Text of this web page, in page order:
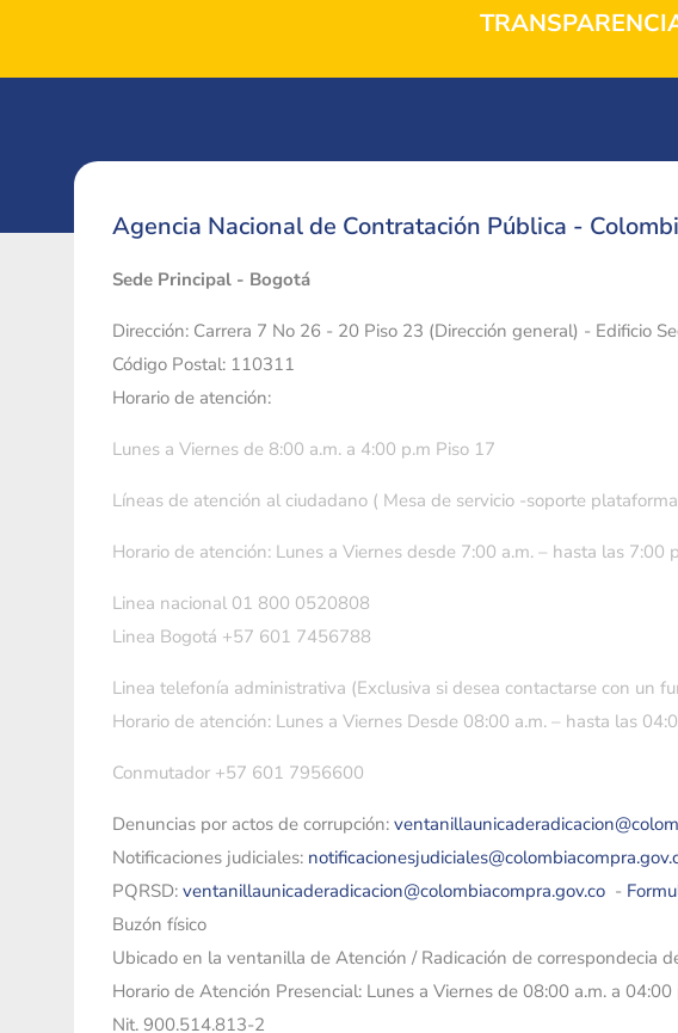
Agencia Nacional de Contratación Pública -
Sede Principal - Bogotá
Dirección: Carrera 7 No 26 - 20 Piso 23 (Dirección general) - Edificio
Código Postal: 110311
Horario de atención:
Lunes a Viernes de 8:00 a.m. a 4:00 p.m Piso 17
Líneas de atención al ciudadano ( Mesa de servicio -soporte
Horario de atención: Lunes a Viernes desde 7:00 a.m. – hasta las
Linea nacional 01 800 0520808
Linea Bogotá +57 601 7456788
Linea telefonía administrativa (Exclusiva si desea contactarse con un
Horario de atención: Lunes a Viernes Desde 08:00 a.m. – hasta las
Conmutador +57 601 7956600
Denuncias por actos de corrupción:
Notificaciones judiciales:
PQRSD: ventanillaunicaderadicacion@colombiacompra.gov.co -
Buzón físico
Ubicado en la ventanilla de Atención / Radicación de correspondecia
Horario de Atención Presencial: Lunes a Viernes de 08:00 a.m. a 04:00
Nit. 900.514.813-2